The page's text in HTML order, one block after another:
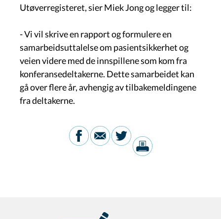
Utøverregisteret, sier Miek Jong og legger til:
- Vi vil skrive en rapport og formulere en
samarbeidsuttalelse om pasientsikkerhet og
veien videre med de innspillene som kom fra
konferansedeltakerne. Dette samarbeidet kan
gå over flere år, avhengig av tilbakemeldingene
fra deltakerne.